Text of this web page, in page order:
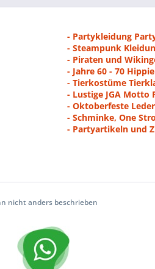
- Partykleidung
- Steampunk
- Piraten und
- Jahre 60 - 70
- Tierkostüme
- Lustige JGA Motto
- Oktoberfeste
- Schminke, One
- Partyartikeln und
nicht anders beschrieben